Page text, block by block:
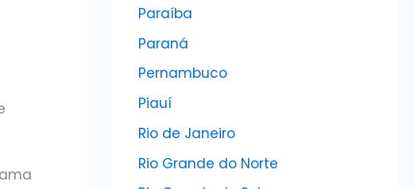
Paraíba
Paraná
Pernambuco
Piauí
Rio de Janeiro
Rio Grande do Norte